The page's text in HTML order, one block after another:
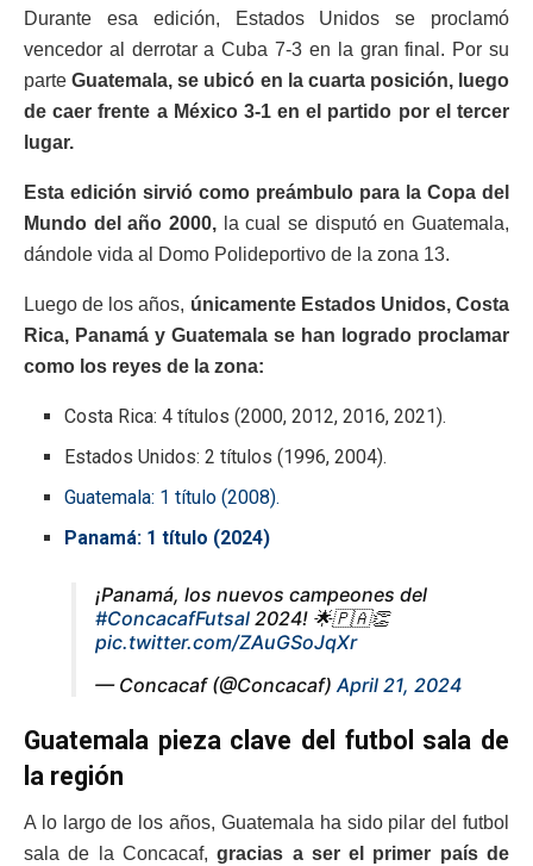
Durante esa edición, Estados Unidos se proclamó
vencedor al derrotar a Cuba 7-3 en la gran final. Por su
parteGuatemala, se ubicó en la cuarta posición, luego
de caer frente a México 3-1 en el partido por el tercer
lugar.
Esta edición sirvió como preámbulo para la Copa del
Mundo del año 2000, la cual se disputó en Guatemala,
dándole vida al Domo Polideportivo de la zona 13.
Luego de los años, únicamente Estados Unidos, Costa
Rica, Panamá y Guatemala se han logrado proclamar
como los reyes de la zona:
Costa Rica: 4 títulos (2000, 2012, 2016, 2021).
Estados Unidos: 2 títulos (1996, 2004).
Guatemala: 1 título (2008).
Panamá: 1 título (2024)
¡Panamá, los nuevos campeones del
#ConcacafFutsal 2024! 🌟🇵🇦👏
pic.twitter.com/ZAuGSoJqXr
— Concacaf (@Concacaf)April 21, 2024
Guatemala pieza clave del futbol sala de
la región
A lo largo de los años, Guatemala ha sido pilar del futbol
sala de la Concacaf, gracias a ser el primer país de